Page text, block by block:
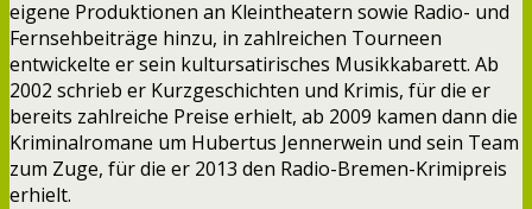
eigene Produktionen an Kleintheatern sowie Radio- und
Fernsehbeiträge hinzu, in zahlreichen Tourneen
entwickelte er sein kultursatirisches Musikkabarett. Ab
2002 schrieb er Kurzgeschichten und Krimis, für die er
bereits zahlreiche Preise erhielt, ab 2009 kamen dann die
Kriminalromane um Hubertus Jennerwein und sein Team
zum Zuge, für die er 2013 den Radio-Bremen-Krimipreis
erhielt.